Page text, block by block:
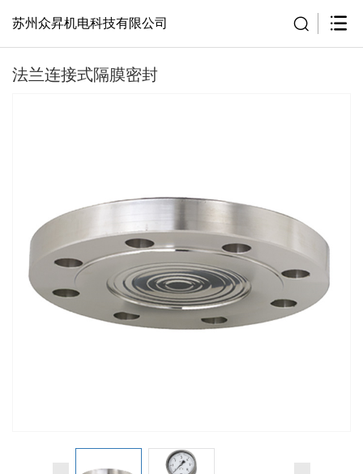
苏州众昇机电科技有限公司
法兰连接式隔膜密封